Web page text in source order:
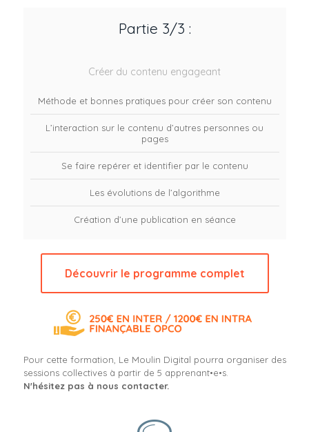
Partie 3/3 :
Créer du contenu engageant
Méthode et bonnes pratiques pour créer son contenu
L’interaction sur le contenu d’autres personnes ou
pages
Se faire repérer et identifier par le contenu
Les évolutions de l’algorithme
Création d’une publication en séance
Découvrir le programme complet
Pour cette formation, Le Moulin Digital pourra organiser des
sessions collectives à partir de 5 apprenant•e•s.
N'hésitez pas à nous contacter.